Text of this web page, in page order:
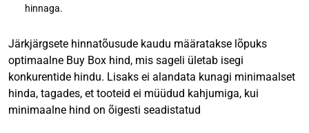
hinnaga.
Järkjärgsete hinnatõusude kaudu määratakse lõpuks
optimaalne Buy Box hind, mis sageli ületab isegi
konkurentide hindu. Lisaks ei alandata kunagi minimaalset
hinda, tagades, et tooteid ei müüdud kahjumiga, kui
minimaalne hind on õigesti seadistatud